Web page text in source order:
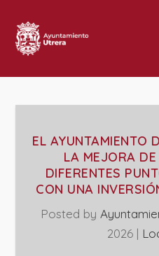
EL AYUNTAMIENTO
LA MEJORA
DIFERENTES
CON UNA
Posted by
2026 |